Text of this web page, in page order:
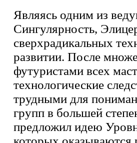
Являясь одним из
Сингулярность,
сверхрадикальных
развитии. После
футуристами всех
технологические
трудными для
групп в большей
предложил идею